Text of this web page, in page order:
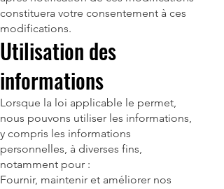
constituera votre consentement à ces
modifications.
Utilisation des
informations
Lorsque la loi applicable le permet,
nous pouvons utiliser les informations,
y compris les informations
personnelles, à diverses fins,
notamment pour :
Fournir, maintenir et améliorer nos